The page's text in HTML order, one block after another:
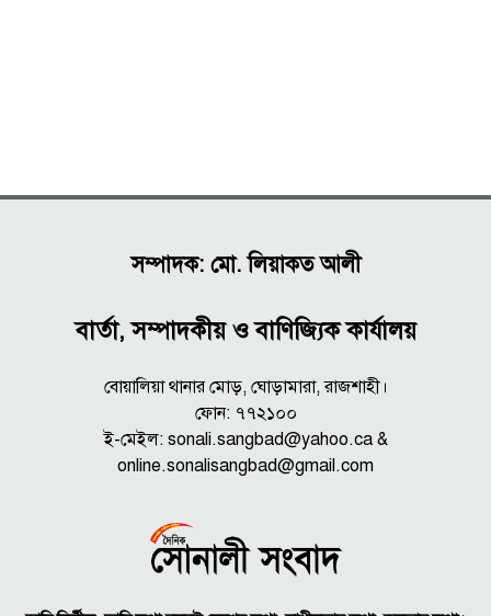
সম্পাদক: মো. লিয়াকত আলী
বার্তা, সম্পাদকীয় ও বাণিজ্যিক কার্যালয়
বোয়ালিয়া থানার মোড়, ঘোড়ামারা, রাজশাহী।
ফোন: ৭৭২১০০
ই-মেইল: sonali.sangbad@yahoo.ca &
online.sonalisangbad@gmail.com